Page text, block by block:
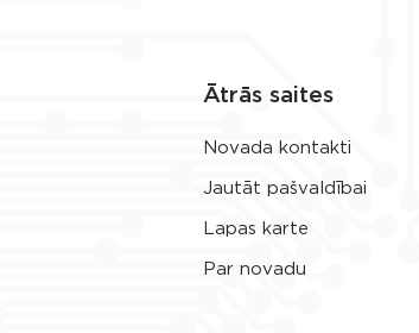
Ātrās saites
Novada kontakti
Jautāt pašvaldībai
Lapas karte
Par novadu